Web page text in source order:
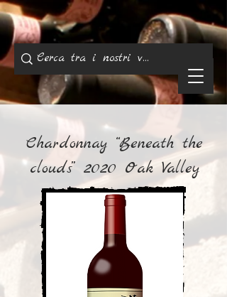
Chardonnay “Beneath the
clouds” 2020 Oak Valley